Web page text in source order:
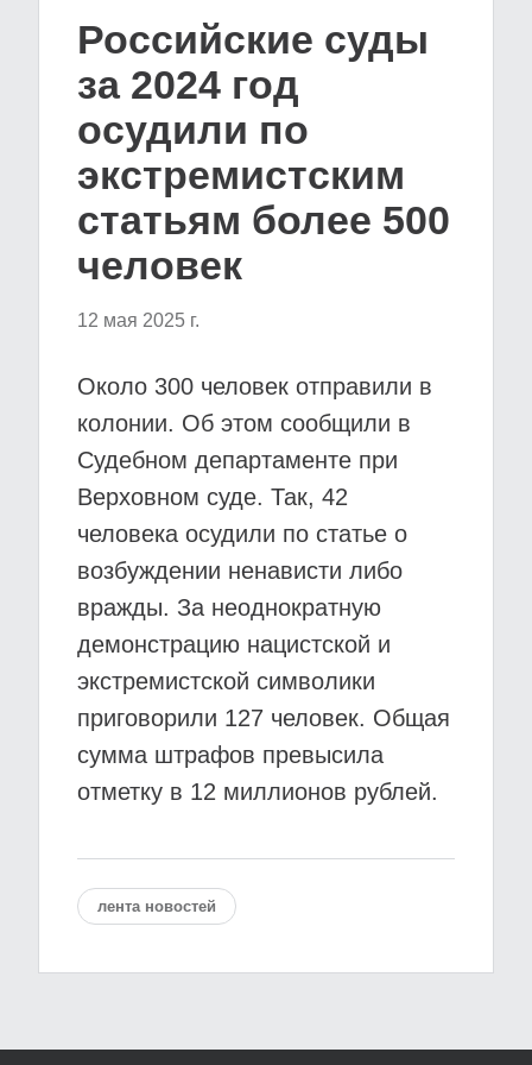
Российские суды
за 2024 год
осудили по
экстремистским
статьям более 500
человек
12 мая 2025 г.
Около 300 человек отправили в
колонии. Об этом сообщили в
Судебном департаменте при
Верховном суде. Так, 42
человека осудили по статье о
возбуждении ненависти либо
вражды. За неоднократную
демонстрацию нацистской и
экстремистской символики
приговорили 127 человек. Общая
сумма штрафов превысила
отметку в 12 миллионов рублей.
лента новостей